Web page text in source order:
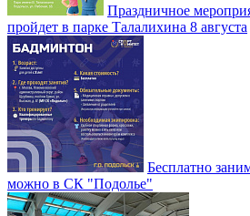
Праздничное
пройдет в парке Талалихина 8 августа
Бесплатно
можно в СК "Подолье"